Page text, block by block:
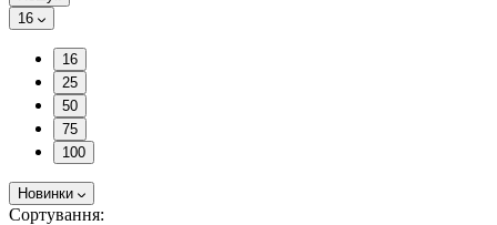
16
16
25
50
75
100
Новинки
Сортування: